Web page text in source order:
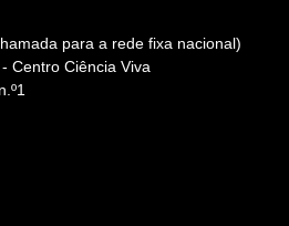
para a rede fixa nacional)
Centro Ciência Viva